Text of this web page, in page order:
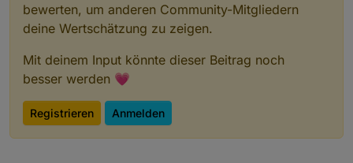
bewerten, um anderen Community-Mitgliedern
deine Wertschätzung zu zeigen.
Mit deinem Input könnte dieser Beitrag noch
besser werden 💗
Registrieren Anmelden